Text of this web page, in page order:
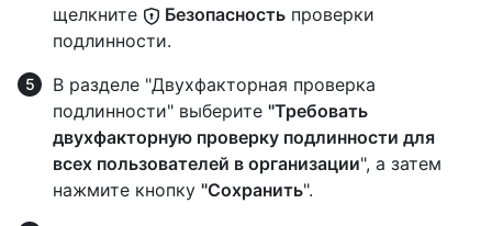
щелкните
Безопасность проверки
подлинности.
В разделе "Двухфакторная проверка
подлинности" выберите "Требовать
двухфакторную проверку подлинности для
всех пользователей в организации", а затем
нажмите кнопку "Сохранить".